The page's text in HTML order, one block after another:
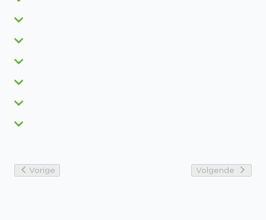
Vorige Volgende